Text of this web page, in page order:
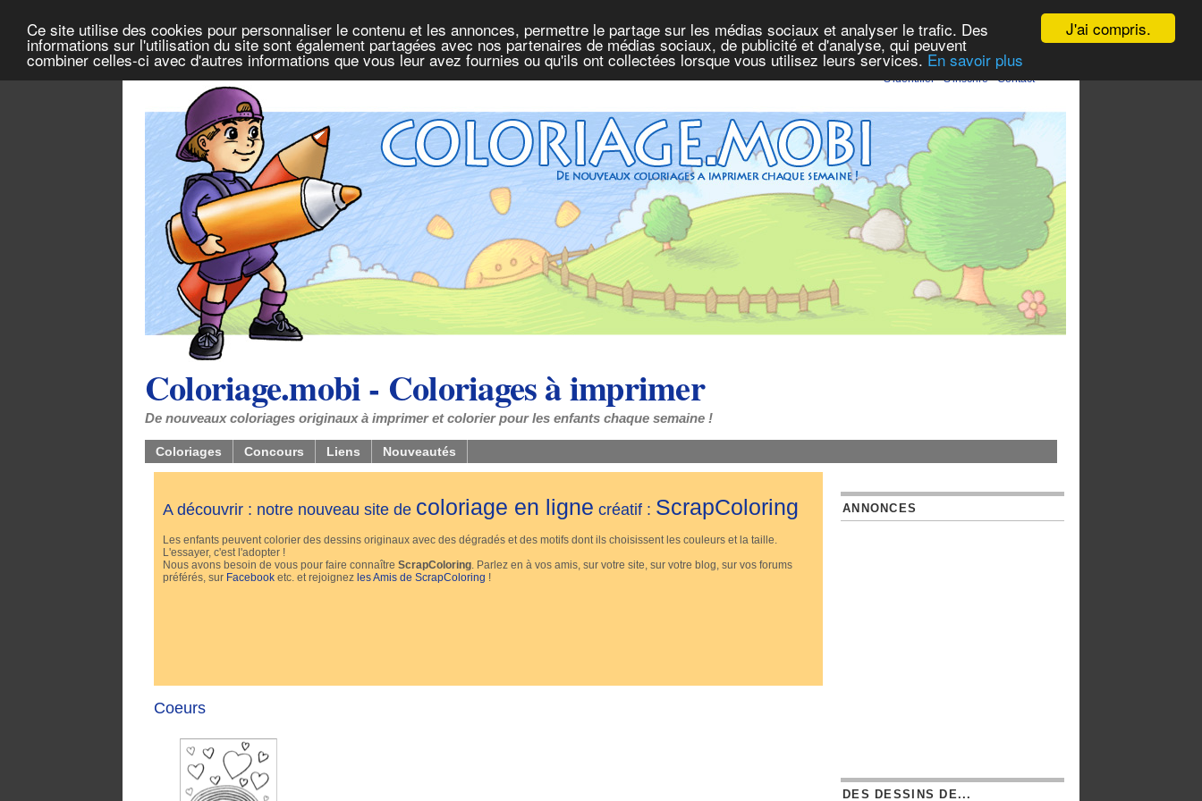
J'ai compris.
Ce site utilise des cookies pour personnaliser le contenu et les annonces, permettre le partage sur les médias sociaux et analyser le trafic. Des
informations sur l'utilisation du site sont également partagées avec nos partenaires de médias sociaux, de publicité et d'analyse, qui peuvent
combiner celles-ci avec d'autres informations que vous leur avez fournies ou qu'ils ont collectées lorsque vous utilisez leurs services. En savoir plus
S'identifier -S'inscrire -Contact
Coloriage.mobi - Coloriages à imprimer
De nouveaux coloriages originaux à imprimer et colorier pour les enfants chaque semaine !
Coloriages Concours Liens Nouveautés
A découvrir : notre nouveau site de coloriage en ligne créatif : ScrapColoring
Les enfants peuvent colorier des dessins originaux avec des dégradés et des motifs dont ils choisissent les couleurs et la taille.
L'essayer, c'est l'adopter !
Nous avons besoin de vous pour faire connaître ScrapColoring . Parlez en à vos amis, sur votre site, sur votre blog, sur vos forums
préférés, sur Facebook etc. et rejoignez les Amis de ScrapColoring !
Coeurs
ANNONCES
DES DESSINS DE...